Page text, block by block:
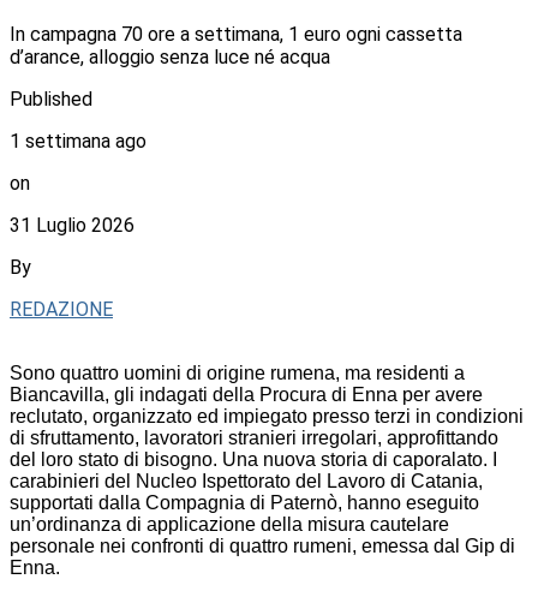
In campagna 70 ore a settimana, 1 euro ogni cassetta
d’arance, alloggio senza luce né acqua
Published
1 settimana ago
on
31 Luglio 2026
By
REDAZIONE
Sono quattro uomini di origine rumena, ma residenti a
Biancavilla, gli indagati della Procura di Enna per avere
reclutato, organizzato ed impiegato presso terzi in condizioni
di sfruttamento, lavoratori stranieri irregolari, approfittando
del loro stato di bisogno. Una nuova storia di caporalato. I
carabinieri del Nucleo Ispettorato del Lavoro di Catania,
supportati dalla Compagnia di Paternò, hanno eseguito
un’ordinanza di applicazione della misura cautelare
personale nei confronti di quattro rumeni, emessa dal Gip di
Enna.